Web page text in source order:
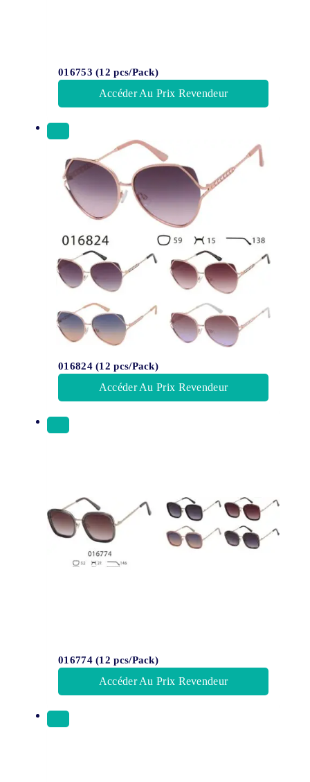
016753 (12 pcs/Pack)
Accéder Au Prix Revendeur
016824 (12 pcs/Pack)
Accéder Au Prix Revendeur
016774 (12 pcs/Pack)
Accéder Au Prix Revendeur